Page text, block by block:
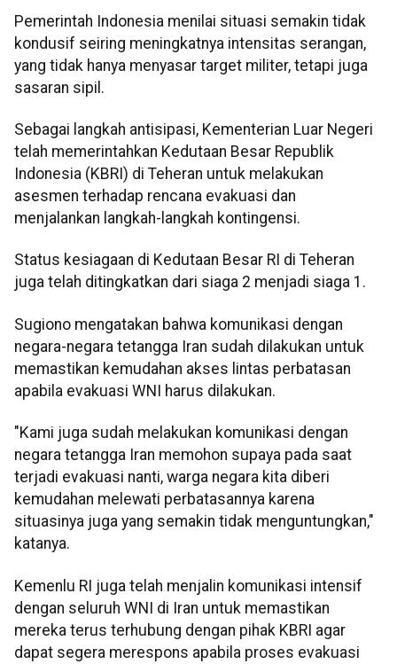
Pemerintah Indonesia menilai situasi semakin tidak
kondusif seiring meningkatnya intensitas serangan,
yang tidak hanya menyasar target militer, tetapi juga
sasaran sipil.
Sebagai langkah antisipasi, Kementerian Luar Negeri
telah memerintahkan Kedutaan Besar Republik
Indonesia (KBRI) di Teheran untuk melakukan
asesmen terhadap rencana evakuasi dan
menjalankan langkah-langkah kontingensi.
Status kesiagaan di Kedutaan Besar RI di Teheran
juga telah ditingkatkan dari siaga 2 menjadi siaga 1.
Sugiono mengatakan bahwa komunikasi dengan
negara-negara tetangga Iran sudah dilakukan untuk
memastikan kemudahan akses lintas perbatasan
apabila evakuasi WNI harus dilakukan.
"Kami juga sudah melakukan komunikasi dengan
negara tetangga Iran memohon supaya pada saat
terjadi evakuasi nanti, warga negara kita diberi
kemudahan melewati perbatasannya karena
situasinya juga yang semakin tidak menguntungkan,"
katanya.
Kemenlu RI juga telah menjalin komunikasi intensif
dengan seluruh WNI di Iran untuk memastikan
mereka terus terhubung dengan pihak KBRI agar
dapat segera merespons apabila proses evakuasi